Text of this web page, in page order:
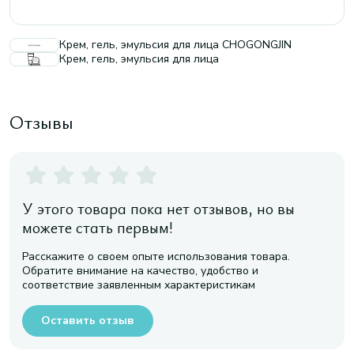
Крем, гель, эмульсия для лица CHOGONGJIN
Крем, гель, эмульсия для лица
Отзывы
У этого товара пока нет отзывов, но вы
можете стать первым!
Расскажите о своем опыте использования товара.
Обратите внимание на качество, удобство и
соответствие заявленным характеристикам
Оставить отзыв